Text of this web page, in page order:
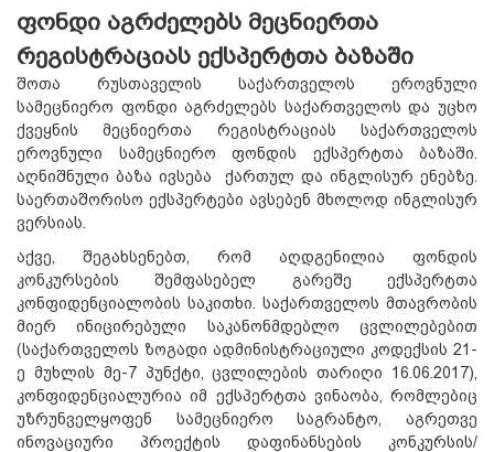
ფონდი აგრძელებს მეცნიერთა
რეგისტრაციას ექსპერტთა ბაზაში
შოთა რუსთაველის საქართველოს ეროვნული
სამეცნიერო ფონდი აგრძელებს საქართველოს და უცხო
ქვეყნის მეცნიერთა რეგისტრაციას საქართველოს
ეროვნული სამეცნიერო ფონდის ექსპერტთა ბაზაში.
აღნიშნული ბაზა ივსება ქართულ და ინგლისურ ენებზე.
საერთაშორისო ექსპერტები ავსებენ მხოლოდ ინგლისურ
ვერსიას.
აქვე, შეგახსენებთ, რომ აღდგენილია ფონდის
კონკურსების შემფასებელ გარეშე ექსპერტთა
კონფიდენციალობის საკითხი. საქართველოს მთავრობის
მიერ ინიცირებული საკანონმდებლო ცვლილებებით
(საქართველოს ზოგადი ადმინისტრაციული კოდექსის 21-
ე მუხლის მე-7 პუნქტი, ცვლილების თარიღი 16.06.2017),
კონფიდენციალურია იმ ექსპერტთა ვინაობა, რომლებიც
უზრუნველყოფენ სამეცნიერო საგრანტო, აგრეთვე
ინოვაციური პროექტის დაფინანსების კონკურსის/